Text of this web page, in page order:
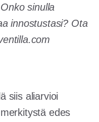
sinulla
innostustasi? Ota
siis aliarvioi
edes